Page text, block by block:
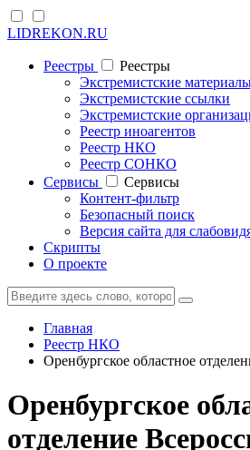
LIDREKON.RU
Реестры
Реестры
Экстремистские
Экстремистские ссылки
Экстремистские
Реестр иноагентов
Реестр НКО
Реестр СОНКО
Cервисы
Cервисы
Контент-фильтр
Безопасный поиск
Версия сайта для
Скрипты
О проекте
Главная
Реестр НКО
Оренбургское областное
Оренбургское
отделение